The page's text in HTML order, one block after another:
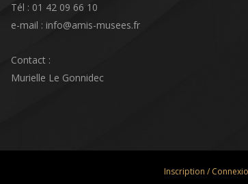
Tél : 01 42 09 66 10
e-mail : info@amis-musees.fr
Contact :
Murielle Le Gonnidec
Inscription /